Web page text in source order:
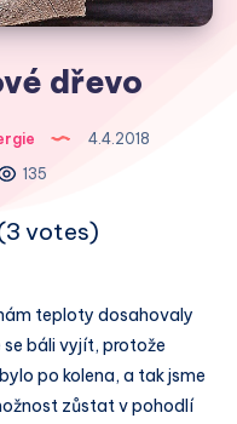
dřevo
4.4.2018
135
votes)
teploty dosahovaly
báli vyjít, protože
po kolena, a tak jsme
zůstat v pohodlí